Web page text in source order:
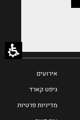
אירועים
גיפט קארד
מדיניות פרטיות